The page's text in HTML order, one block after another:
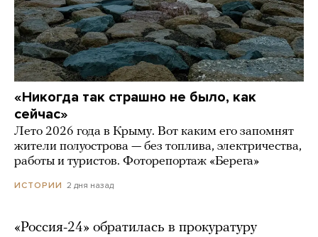
«Никогда так страшно не было, как
сейчас»
Лето 2026 года в Крыму. Вот каким его запомнят
жители полуострова — без топлива, электричества,
работы и туристов. Фоторепортаж «Берега»
ИСТОРИИ 2 дня назад
«Россия-24» обратилась в прокуратуру